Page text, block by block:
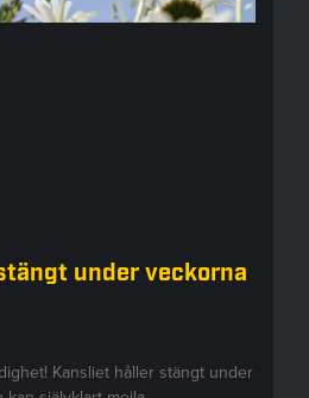
under veckorna
Kansliet håller stängt under